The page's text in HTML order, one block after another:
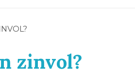
zinvol?